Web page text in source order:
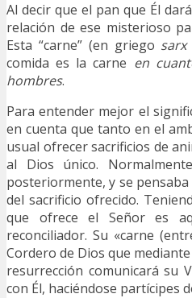
Al decir que el pan que Él
relación de ese misterioso
Esta “carne” (en griego sarx
comida es la carne en
hombres.
Para entender mejor el
en cuenta que tanto en el
usual ofrecer sacrificios de
al Dios único.
posteriormente, y se
del sacrificio ofrecido.
que ofrece el Señor es
reconciliador. Su «carne
Cordero de Dios que
resurrección comunicará su
con Él, haciéndose partícipes